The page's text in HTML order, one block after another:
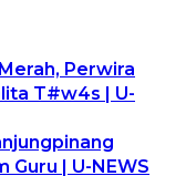
Perwira
T#w4s | U-
Guru | U-NEWS